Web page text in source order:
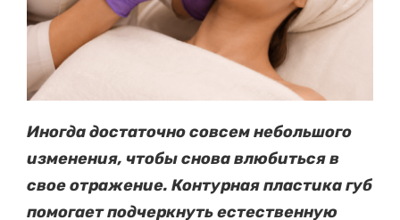
Иногда достаточно совсем небольшого
изменения, чтобы снова влюбиться в
свое отражение. Контурная пластика губ
помогает подчеркнуть естественную